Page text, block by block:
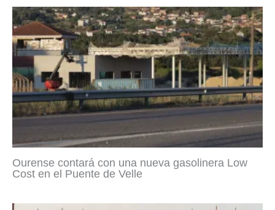
Ourense contará con una nueva gasolinera Low
Cost en el Puente de Velle